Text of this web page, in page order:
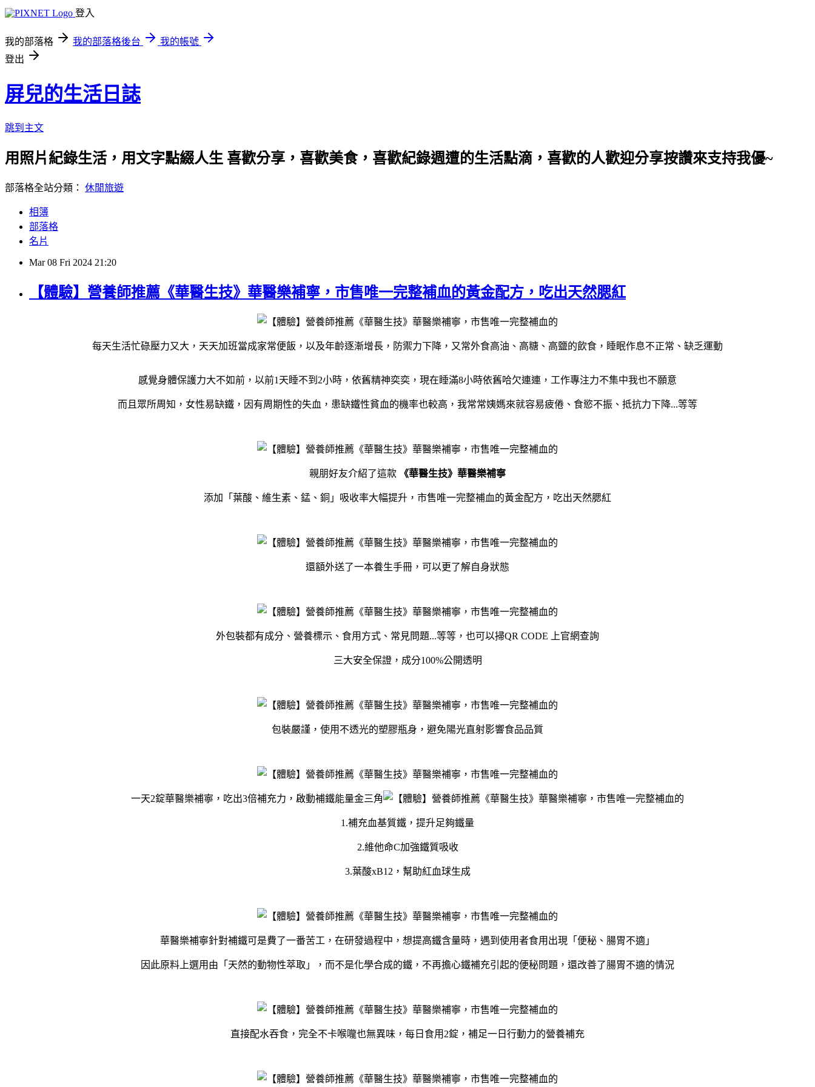
登入
我的部落格 我的部落格後台
我的帳號
登出
屏兒的生活日誌
跳到主文
用照片紀錄生活，用文字點綴人生 喜歡分享，喜歡美食，喜歡紀錄週遭的生活點滴，喜歡的人歡迎分享按讚來支持我優~
部落格全站分類： 休閒旅遊
相簿
部落格
名片
Mar 08 Fri 2024 21:20
【體驗】營養師推薦《華醫生技》華醫樂補寧，市售唯一完整補血的黃金配方，吃出天然腮紅
每天生活忙碌壓力又大，天天加班當成家常便飯，以及年齡逐漸增長，防禦力下降，又常外食高油、高糖、高鹽的飲食，睡眠作息不正常、缺乏運動
感覺身體保護力大不如前，以前1天睡不到2小時，依舊精神奕奕，現在睡滿8小時依舊哈欠連連，工作專注力不集中我也不願意
而且眾所周知，女性易缺鐵，因有周期性的失血，患缺鐵性貧血的機率也較高，我常常姨媽來就容易疲倦、食慾不振、抵抗力下降...等等
親朋好友介紹了這款 《華醫生技》華醫樂補寧
添加「葉酸、維生素、錳、銅」吸收率大幅提升，市售唯一完整補血的黃金配方，吃出天然腮紅
還額外送了一本養生手冊，可以更了解自身狀態
外包裝都有成分、營養標示、食用方式、常見問題...等等，也可以掃QR CODE 上官網查詢
三大安全保證，成分100%公開透明
包裝嚴謹，使用不透光的塑膠瓶身，避免陽光直射影響食品品質
一天2錠華醫樂補寧，吃出3倍補充力，啟動補鐵能量金三角
1.補充血基質鐵，提升足夠鐵量
2.維他命C加強鐵質吸收
3.葉酸xB12，幫助紅血球生成
華醫樂補寧針對補鐵可是費了一番苦工，在研發過程中，想提高鐵含量時，遇到使用者食用出現「便秘、腸胃不適」
因此原料上選用由「天然的動物性萃取」，而不是化學合成的鐵，不再擔心鐵補充引起的便秘問題，還改善了腸胃不適的情況
直接配水吞食，完全不卡喉嚨也無異味，每日食用2錠，補足一日行動力的營養補充